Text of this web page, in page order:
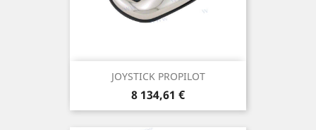
JOYSTICK PROPILOT
Prix
8 134,61 €